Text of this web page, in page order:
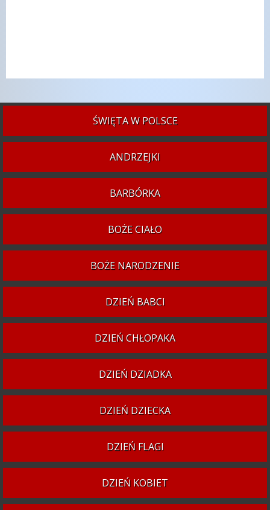
ŚWIĘTA W POLSCE
ANDRZEJKI
BARBÓRKA
BOŻE CIAŁO
BOŻE NARODZENIE
DZIEŃ BABCI
DZIEŃ CHŁOPAKA
DZIEŃ DZIADKA
DZIEŃ DZIECKA
DZIEŃ FLAGI
DZIEŃ KOBIET